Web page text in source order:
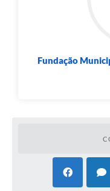
Fundação